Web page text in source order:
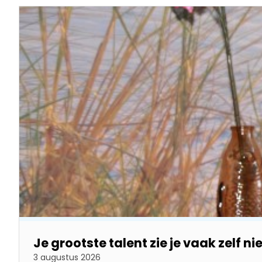
Je grootste talent zie je vaak zelf
3 augustus 2026